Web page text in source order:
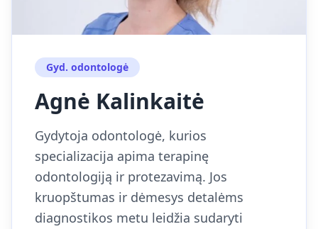
Gyd. odontologė
Agnė Kalinkaitė
Gydytoja odontologė, kurios
specializacija apima terapinę
odontologiją ir protezavimą. Jos
kruopštumas ir dėmesys detalėms
diagnostikos metu leidžia sudaryti